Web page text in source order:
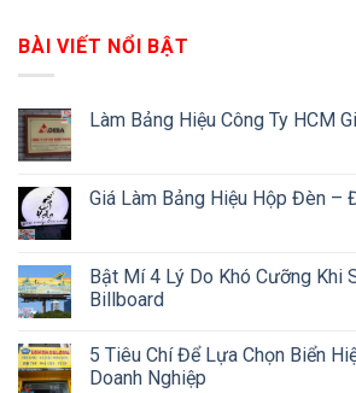
BÀI VIẾT NỔI BẬT
Làm Bảng Hiệu Công Ty HCM
Giá Làm Bảng Hiệu Hộp Đèn –
Bật Mí 4 Lý Do Khó Cưỡng Khi
Billboard
5 Tiêu Chí Để Lựa Chọn Biển
Doanh Nghiệp